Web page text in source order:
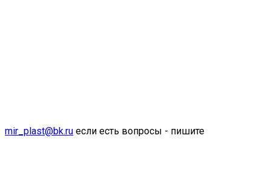
mir_plast@bk.ru если есть вопросы - пишите